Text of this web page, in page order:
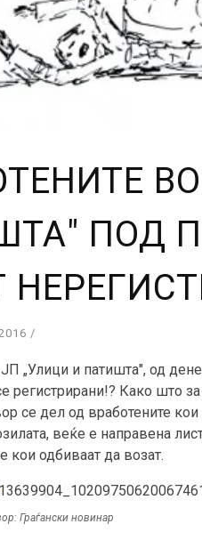
ПОД
„Улици и патишта", од
регистрирани!? Како што за
се дел од вработените
веќе е направена
кои одбиваат да возат.
Граѓански новинар